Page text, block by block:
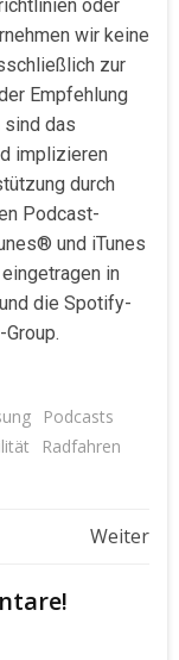
oder
wir keine
zur
Empfehlung
sind das
implizieren
durch
Podcast-
und iTunes
in
die Spotify-
Podcasts
Radfahren
Weiter